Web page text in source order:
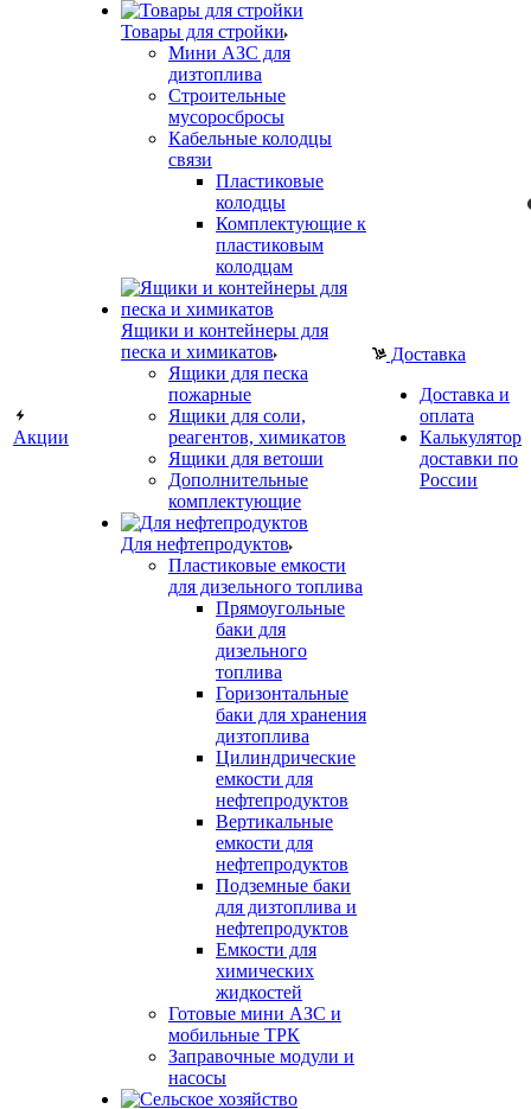
Акции
Товары для стройки
Мини АЗС для
дизтоплива
Строительные
мусоросбросы
Кабельные колодцы
связи
Пластиковые
колодцы
Комплектующие к
пластиковым
колодцам
Ящики и контейнеры для
песка и химикатов
Ящики для песка
пожарные
Ящики для соли,
реагентов, химикатов
Ящики для ветоши
Дополнительные
комплектующие
Для нефтепродуктов
Пластиковые емкости
для дизельного топлива
Прямоугольные
баки для
дизельного
топлива
Горизонтальные
баки для хранения
дизтоплива
Цилиндрические
емкости для
нефтепродуктов
Вертикальные
емкости для
нефтепродуктов
Подземные баки
для дизтоплива и
нефтепродуктов
Емкости для
химических
жидкостей
Готовые мини АЗС и
мобильные ТРК
Заправочные модули и
насосы
Доставка
Доставка и
оплата
Калькулятор
доставки по
России